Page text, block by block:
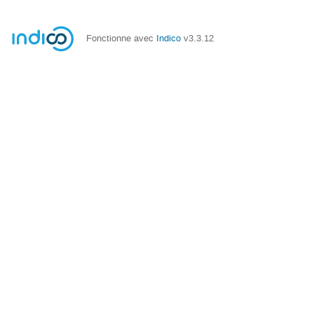
Fonctionne avec Indico v3.3.12